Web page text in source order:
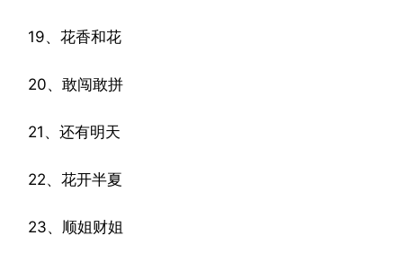
19、花香和花
20、敢闯敢拼
21、还有明天
22、花开半夏
23、顺姐财姐